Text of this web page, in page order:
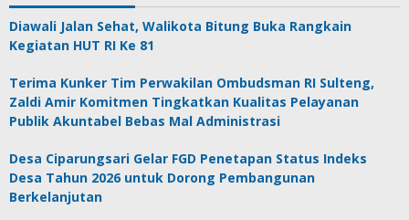
Diawali Jalan Sehat, Walikota Bitung Buka Rangkain
Kegiatan HUT RI Ke 81
Terima Kunker Tim Perwakilan Ombudsman RI Sulteng,
Zaldi Amir Komitmen Tingkatkan Kualitas Pelayanan
Publik Akuntabel Bebas Mal Administrasi
Desa Ciparungsari Gelar FGD Penetapan Status Indeks
Desa Tahun 2026 untuk Dorong Pembangunan
Berkelanjutan